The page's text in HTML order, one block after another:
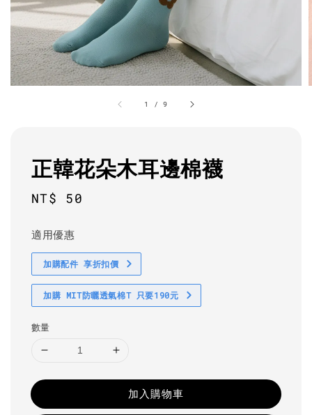
1 /9
正韓花朵木耳邊棉襪
Regular
NT$ 50
適用優惠
加購配件 享折扣價
加購 MIT防曬透氣棉T 只要190元
數量
加入購物車